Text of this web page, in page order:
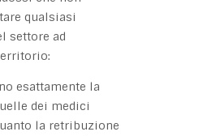
qualsiasi
settore ad
esattamente la
dei medici
la retribuzione